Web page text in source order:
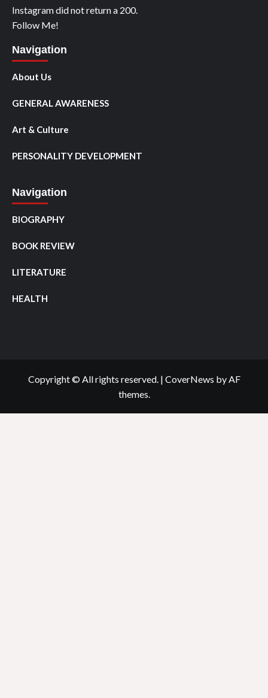
Instagram did not return a 200.
Follow Me!
Navigation
About Us
GENERAL AWARENESS
Art & Culture
PERSONALITY DEVELOPMENT
Navigation
BIOGRAPHY
BOOK REVIEW
LITERATURE
HEALTH
Copyright © All rights reserved. | CoverNews by AF
themes.